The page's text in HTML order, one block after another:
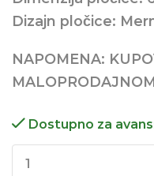
Dizajn pločice:
NAPOMENA:
Dostupno za